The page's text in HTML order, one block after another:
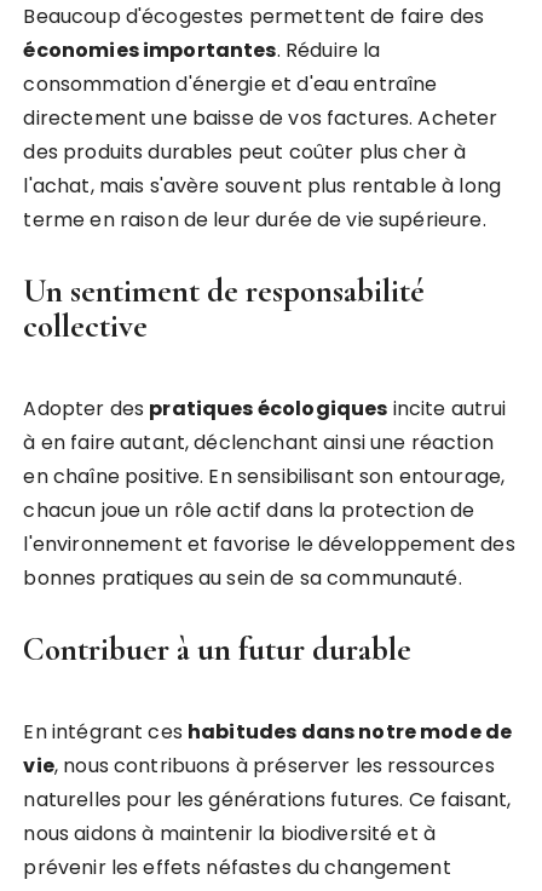
Beaucoup d'écogestes permettent de faire des
économies importantes. Réduire la
consommation d'énergie et d'eau entraîne
directement une baisse de vos factures. Acheter
des produits durables peut coûter plus cher à
l'achat, mais s'avère souvent plus rentable à long
terme en raison de leur durée de vie supérieure.
Un sentiment de responsabilité
collective
Adopter des pratiques écologiques incite autrui
à en faire autant, déclenchant ainsi une réaction
en chaîne positive. En sensibilisant son entourage,
chacun joue un rôle actif dans la protection de
l'environnement et favorise le développement des
bonnes pratiques au sein de sa communauté.
Contribuer à un futur durable
En intégrant ces habitudes dans notre mode de
vie, nous contribuons à préserver les ressources
naturelles pour les générations futures. Ce faisant,
nous aidons à maintenir la biodiversité et à
prévenir les effets néfastes du changement